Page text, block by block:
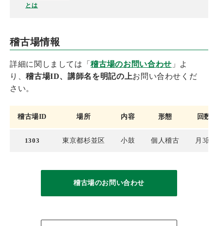
とは
稽古場情報
詳細に関しましては「稽古場のお問い合わせ 」よ
り、稽古場ID、講師名を明記の上お問い合わせくだ
さい。
稽古場ID 場所 内容 形態 回数
1303 東京都杉並区 小鼓 個人稽古 月3回
稽古場のお問い合わせ